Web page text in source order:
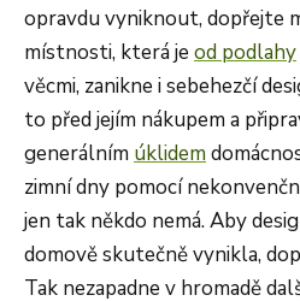
opravdu vyniknout, dopřejte
místnosti, která je od podlahy
věcmi, zanikne i sebehezčí
to před jejím nákupem a
generálním úklidem
zimní dny pomocí
jen tak někdo nemá. Aby
domově skutečně vynikla,
Tak nezapadne v hromadě